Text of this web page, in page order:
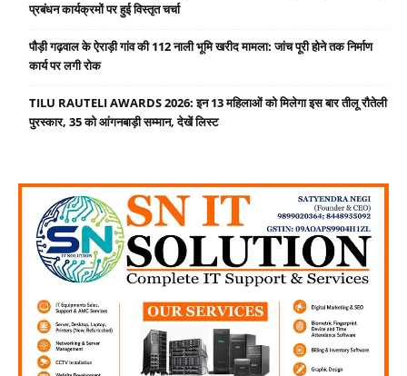
प्रबंधन कार्यक्रमों पर हुई विस्तृत चर्चा
पौड़ी गढ़वाल के ऐराड़ी गांव की 112 नाली भूमि खरीद मामला: जांच पूरी होने तक निर्माण
कार्य पर लगी रोक
TILU RAUTELI AWARDS 2026: इन 13 महिलाओं को मिलेगा इस बार तीलू रौतेली
पुरस्कार, 35 को आंगनबाड़ी सम्मान, देखें लिस्ट